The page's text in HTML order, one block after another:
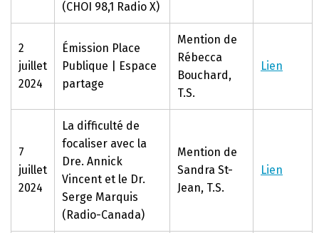
(CHOI 98,1 Radio X)
2
juillet
2024
Émission Place
Publique | Espace
partage
Mention de
Rébecca
Bouchard,
T.S.
Lien
7
juillet
2024
La difficulté de
focaliser avec la
Dre. Annick
Vincent et le Dr.
Serge Marquis
(Radio-Canada)
Mention de
Sandra St-
Jean, T.S.
Lien